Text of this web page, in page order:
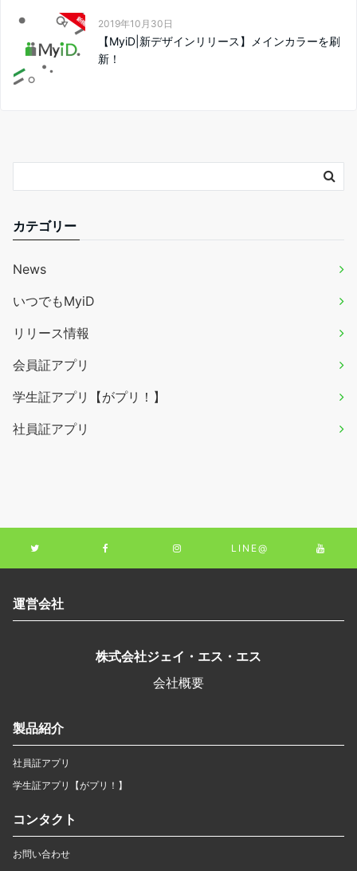
2019年10月30日
【MyiD|新デザインリリース】メインカラーを刷
新！
カテゴリー
News
いつでもMyiD
リリース情報
会員証アプリ
学生証アプリ【がプリ！】
社員証アプリ
LINE@
運営会社
株式会社ジェイ・エス・エス
会社概要
製品紹介
社員証アプリ
学生証アプリ【がプリ！】
コンタクト
お問い合わせ